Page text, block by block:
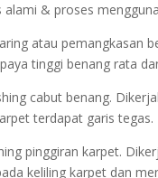
alami & proses
atau pemangkasan
tinggi benang rata
cabut benang.
terdapat garis tegas.
pinggiran karpet.
keliling karpet dan